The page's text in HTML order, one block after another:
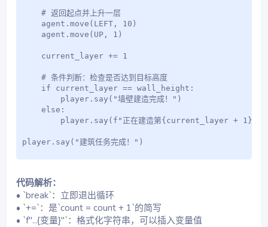
    # 返回起点并上升一层
    agent.move(LEFT, 10)
    agent.move(UP, 1)
    current_layer += 1
    # 条件判断：检查是否达到目标高度
    if current_layer == wall_height:
        player.say("墙壁建造完成！")
    else:
player.say(f"正在建造第{current_layer + 1}层
player.say("建筑任务完成！")
代码解析：
• `break`：立即退出循环
• `+=`：是`count = count + 1`的简写
• `f"...{变量}"`：格式化字符串，可以插入变量值